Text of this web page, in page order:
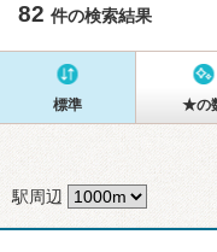
82 件の検索結果
標準 ★の
駅周辺